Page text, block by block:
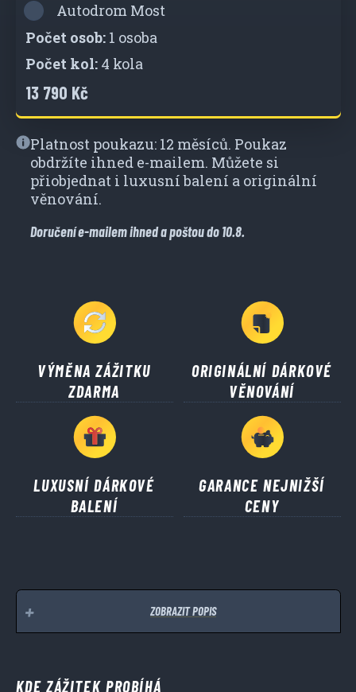
Autodrom Most
1 osoba
4 kola
13 790 Kč
Platnost poukazu: 12 měsíců. Poukaz
obdržíte ihned e-mailem. Můžete si
přiobjednat i luxusní balení a originální
věnování.
Doručení e-mailem ihned a poštou do 10.8.
VÝMĚNA ZÁŽITKU
ZDARMA
ORIGINÁLNÍ DÁRKOVÉ
VĚNOVÁNÍ
LUXUSNÍ DÁRKOVÉ
BALENÍ
GARANCE NEJNIŽŠÍ
CENY
ZOBRAZIT POPIS
KDE ZÁŽITEK PROBÍHÁ